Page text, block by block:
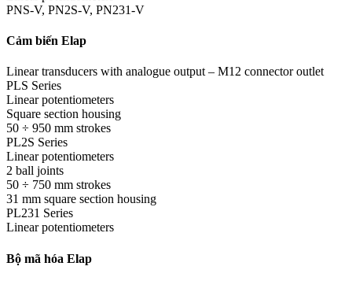
PNS-V, PN2S-V, PN231-V
Cảm biến Elap
Linear transducers with analogue output – M12 connector outlet
PLS Series
Linear potentiometers
Square section housing
50 ÷ 950 mm strokes
PL2S Series
Linear potentiometers
2 ball joints
50 ÷ 750 mm strokes
31 mm square section housing
PL231 Series
Linear potentiometers
Bộ mã hóa Elap